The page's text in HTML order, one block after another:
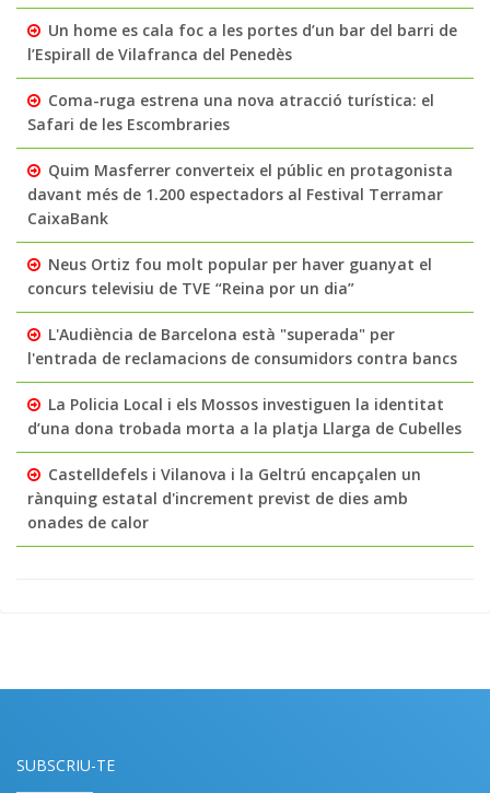
Un home es cala foc a les portes d’un bar del barri de
l’Espirall de Vilafranca del Penedès
Coma-ruga estrena una nova atracció turística: el
Safari de les Escombraries
Quim Masferrer converteix el públic en protagonista
davant més de 1.200 espectadors al Festival Terramar
CaixaBank
Neus Ortiz fou molt popular per haver guanyat el
concurs televisiu de TVE “Reina por un dia”
L'Audiència de Barcelona està "superada" per
l'entrada de reclamacions de consumidors contra bancs
La Policia Local i els Mossos investiguen la identitat
d’una dona trobada morta a la platja Llarga de Cubelles
Castelldefels i Vilanova i la Geltrú encapçalen un
rànquing estatal d'increment previst de dies amb
onades de calor
SUBSCRIU-TE